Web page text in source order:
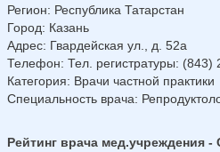
Регион: Республика Татарстан
Город: Казань
Адрес: Гвардейская ул., д. 52а
Телефон: Тел. регистратуры: (843)
Категория: Врачи частной практики
Специальность врача:
Рейтинг врача мед.учреждения